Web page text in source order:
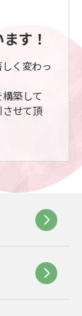
す！
く変わっ
築して
せて頂